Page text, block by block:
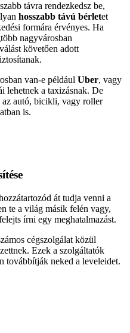
távra rendezkedsz be,
hosszabb távú bérletet
formára érvényes. Ha
nagyvárosban
követően adott
van-e például Uber, vagy
lehetnek a taxizásnak. De
autó, bicikli, vagy roller
is.
át tudja venni a
te a világ másik felén vagy,
írni egy meghatalmazást.
cégszolgálat közül
Ezek a szolgáltatók
továbbítják neked a leveleidet.